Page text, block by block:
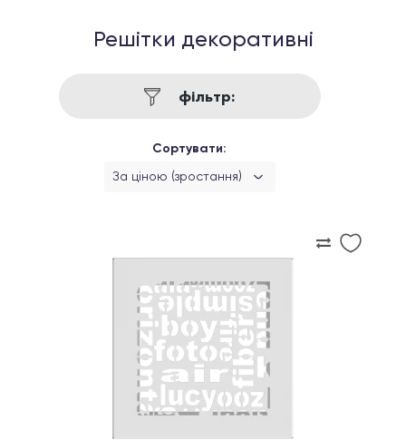
Решітки декоративні
фільтр:
Сортувати:
За ціною (зростання)